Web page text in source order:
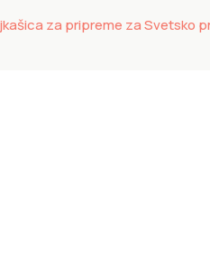
za pripreme za Svetsko